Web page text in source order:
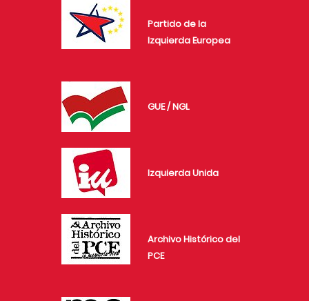
Partido de la
Izquierda Europea
GUE / NGL
Izquierda Unida
Archivo Histórico del
PCE